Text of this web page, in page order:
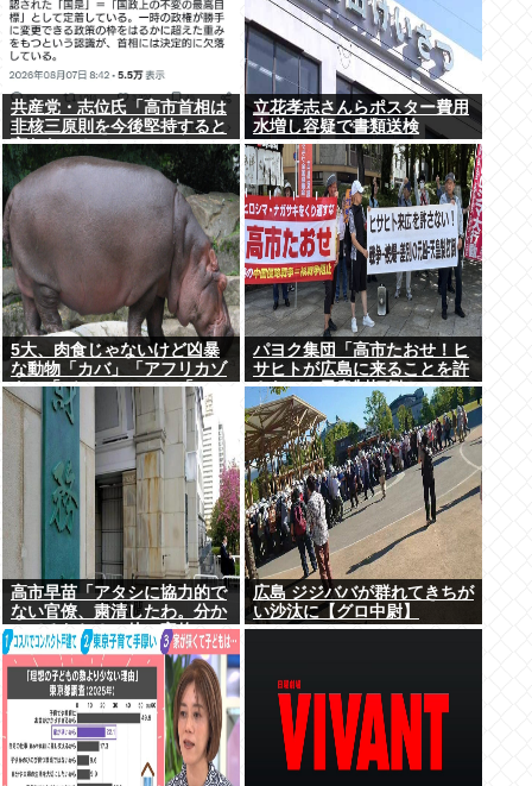
共産党・志位氏「高市首相は
非核三原則を今後堅持すると
言わない！」
立花孝志さんらポスター費用
水増し容疑で書類送検
5大、肉食じゃないけど凶暴
な動物「カバ」「アフリカゾ
ウ」「バッファロー」「コー
カサスオオカブト」
パヨク集団「高市たおせ！ヒ
サヒトが広島に来ることを許
さない！天皇制打倒！」
高市早苗「アタシに協力的で
ない官僚、粛清したわ。分か
ってるわね？」他の官僚
「(ブルブル)」
広島 ジジババが群れてきちが
い沙汰に【グロ中尉】